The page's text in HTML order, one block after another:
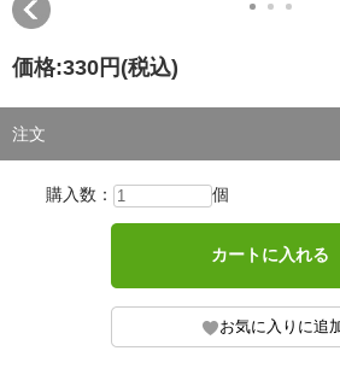
価格:330円 (税込)
注文
購入数： 個